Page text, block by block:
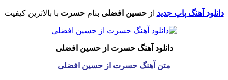
دانلود آهنگ پاپ جدید ازحسین افضلی بنام حسرت با بالاترین کیفیت
دانلود آهنگ حسرت از حسین افضلی
متن آهنگ حسرت از حسین افضلی